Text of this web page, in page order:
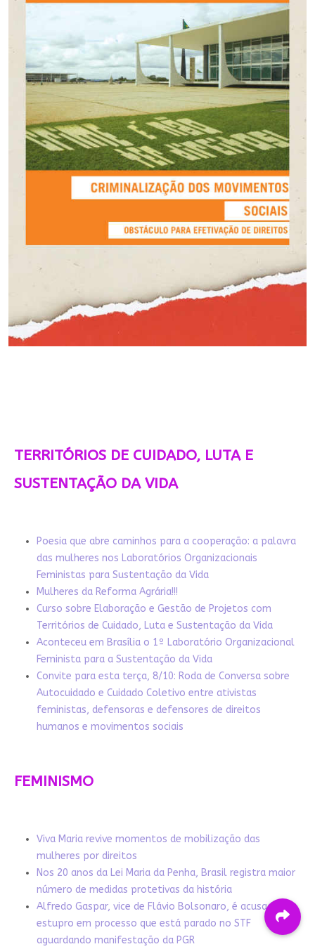
TERRITÓRIOS DE CUIDADO, LUTA E
SUSTENTAÇÃO DA VIDA
Poesia que abre caminhos para a cooperação: a palavra
das mulheres nos Laboratórios Organizacionais
Feministas para Sustentação da Vida
Mulheres da Reforma Agrária!!!
Curso sobre Elaboração e Gestão de Projetos com
Territórios de Cuidado, Luta e Sustentação da Vida
Aconteceu em Brasília o 1º Laboratório Organizacional
Feminista para a Sustentação da Vida
Convite para esta terça, 8/10: Roda de Conversa sobre
Autocuidado e Cuidado Coletivo entre ativistas
feministas, defensoras e defensores de direitos
humanos e movimentos sociais
FEMINISMO
Viva Maria revive momentos de mobilização das
mulheres por direitos
Nos 20 anos da Lei Maria da Penha, Brasil registra maior
número de medidas protetivas da história
Alfredo Gaspar, vice de Flávio Bolsonaro, é acusado de
estupro em processo que está parado no STF
aguardando manifestação da PGR